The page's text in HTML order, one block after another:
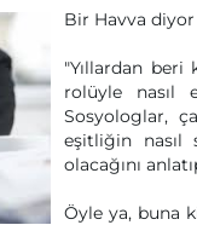
Bir Havva diyor
"Yıllardan beri
rolüyle nasıl
Sosyologlar,
eşitliğin nasıl
olacağını
Öyle ya, buna